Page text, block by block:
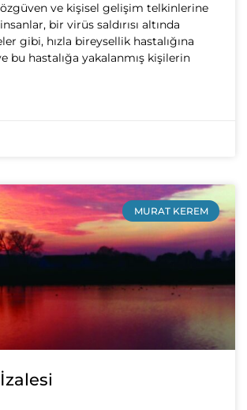
ve kişisel gelişim telkinlerine
bir virüs saldırısı altında
gibi, hızla bireysellik hastalığına
bu hastalığa yakalanmış kişilerin
MURAT KEREM